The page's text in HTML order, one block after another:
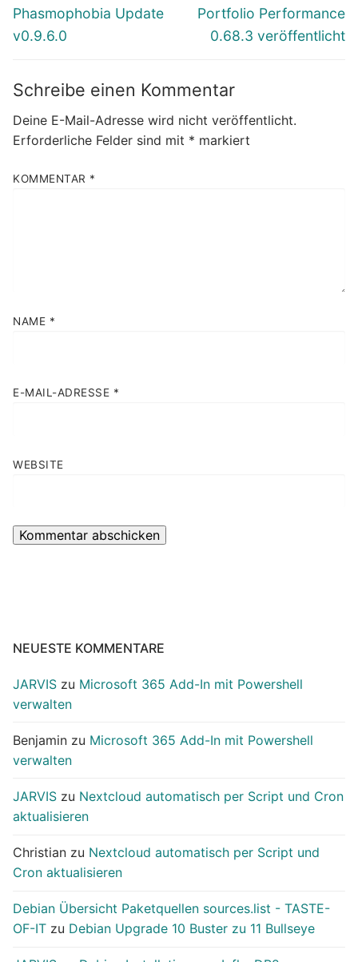
Vorheriger
Beitrag:
Phasmophobia Update
v0.9.6.0
Nächster
Beitrag:
Portfolio Performance
0.68.3 veröffentlicht
Schreibe einen Kommentar
Deine E-Mail-Adresse wird nicht veröffentlicht.
Erforderliche Felder sind mit * markiert
KOMMENTAR *
NAME *
E-MAIL-ADRESSE *
WEBSITE
NEUESTE KOMMENTARE
JARVIS zu Microsoft 365 Add-In mit Powershell
verwalten
Benjamin zu Microsoft 365 Add-In mit Powershell
verwalten
JARVIS zu Nextcloud automatisch per Script und Cron
aktualisieren
Christian zu Nextcloud automatisch per Script und
Cron aktualisieren
Debian Übersicht Paketquellen sources.list - TASTE-
OF-IT zu Debian Upgrade 10 Buster zu 11 Bullseye